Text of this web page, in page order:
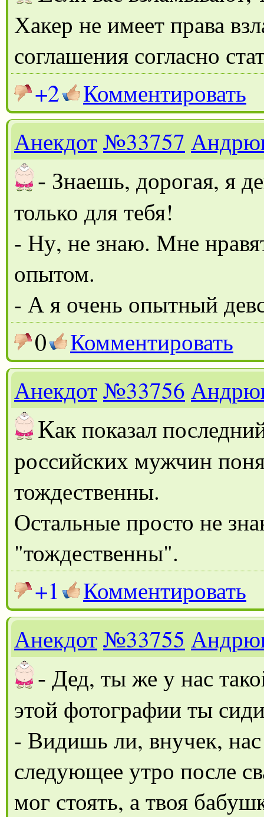
Хакер не имеет права
соглашения согласно
+2
Комментировать
Анекдот№33757
- Знаешь, дорогая, я
только для тебя!
- Ну, не знаю. Мне
опытом.
- А я очень опытный
0
Комментировать
Анекдот№33756
Как показал
российских мужчин
тождественны.
Остальные просто не
"тождественны".
+1
Комментировать
Анекдот№33755
- Дед, ты же у нас
этой фотографии ты
- Видишь ли, внучек,
следующее утро после
мог стоять, а твоя